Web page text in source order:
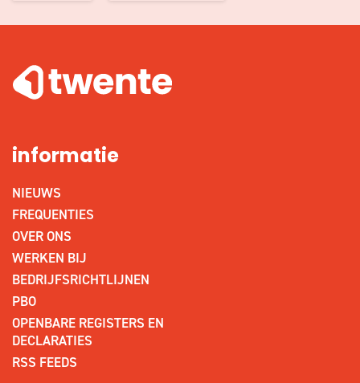
informatie
NIEUWS
FREQUENTIES
OVER ONS
WERKEN BIJ
BEDRIJFSRICHTLIJNEN
PBO
OPENBARE REGISTERS EN
DECLARATIES
RSS FEEDS